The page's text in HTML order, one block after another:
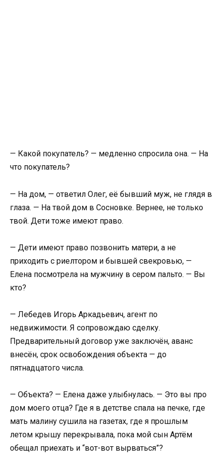
— Какой покупатель? — медленно спросила она. — На
что покупатель?
— На дом, — ответил Олег, её бывший муж, не глядя в
глаза. — На твой дом в Сосновке. Вернее, не только
твой. Дети тоже имеют право.
— Дети имеют право позвонить матери, а не
приходить с риелтором и бывшей свекровью, —
Елена посмотрела на мужчину в сером пальто. — Вы
кто?
— Лебедев Игорь Аркадьевич, агент по
недвижимости. Я сопровождаю сделку.
Предварительный договор уже заключён, аванс
внесён, срок освобождения объекта — до
пятнадцатого числа.
— Объекта? — Елена даже улыбнулась. — Это вы про
дом моего отца? Где я в детстве спала на печке, где
мать малину сушила на газетах, где я прошлым
летом крышу перекрывала, пока мой сын Артём
обещал приехать и “вот-вот вырваться”?